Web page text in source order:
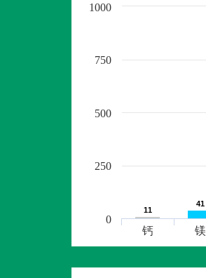
11
11
41
41
钙 镁
0
250
500
750
1000